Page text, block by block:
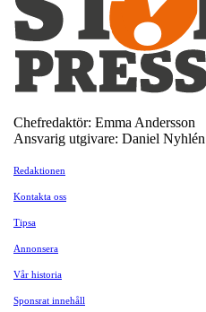
Chefredaktör: Emma Andersson
Ansvarig utgivare: Daniel Nyhlén
Redaktionen
Kontakta oss
Tipsa
Annonsera
Vår historia
Sponsrat innehåll